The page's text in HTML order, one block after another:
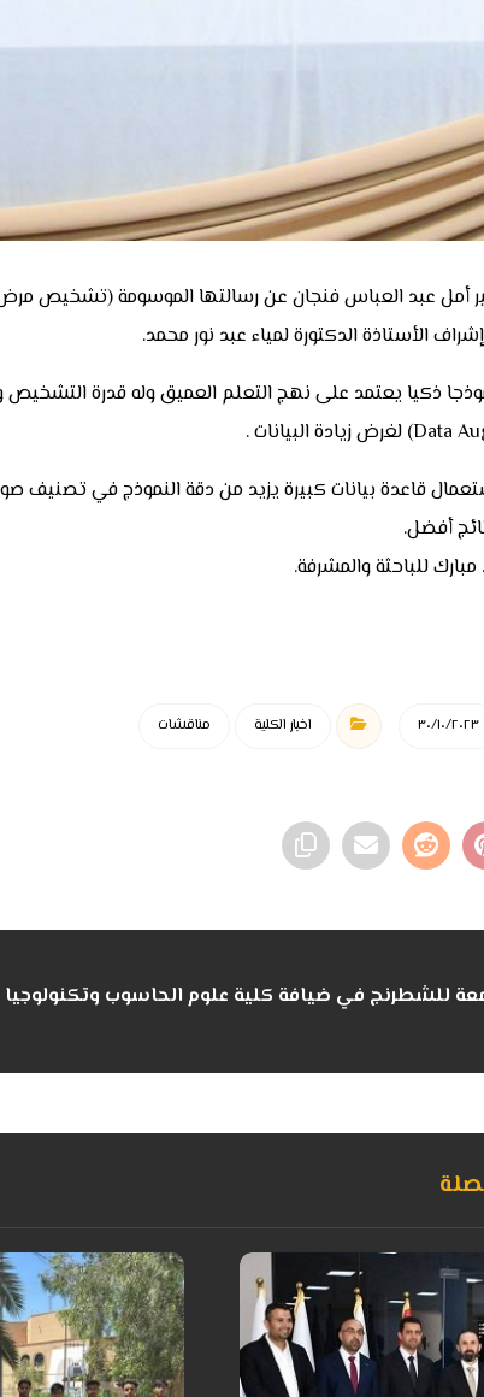
أمل عبد العباس فنجان عن رسالتها الموسومة (تشخيص
الأستاذة الدكتورة لمياء عبد نور محمد.
أفضل.
للباحثة والمشرفة.
٣٠/١٠/٢٠٢٣ اخبار الكلية مناقشات
للشطرنج في ضيافة كلية علوم الحاسوب وتكنولوجيا